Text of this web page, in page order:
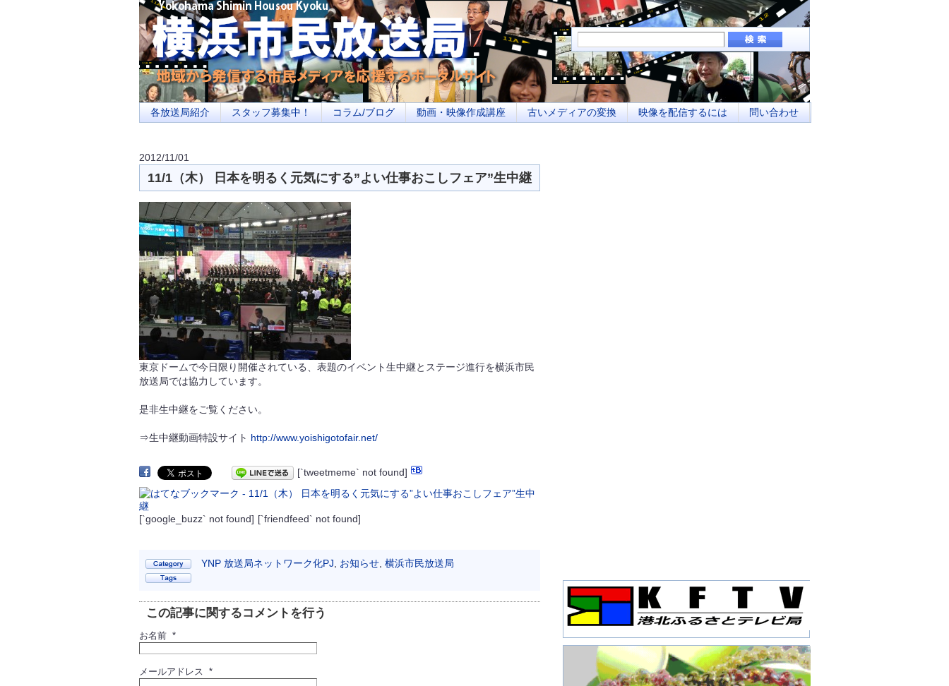
横浜の地域メディア、地域・市民・放送局・メディアを応援するポータルサイト あなたの街のイベント告知、若者参加への取り組み、地域メディアとしてのネットワーク化
を目指します
各放送局紹介 スタッフ募集中！ コラム/ブログ 動画・映像作成講座 古いメディアの変換 映像を配信するには 問い合わせ
2012/11/01
11/1（木） 日本を明るく元気にする”よい仕事おこしフェア”生中継
東京ドームで今日限り開催されている、表題のイベント生中継とステージ進行を横浜市民
放送局では協力しています。
是非生中継をご覧ください。
⇒生中継動画特設サイト http://www.yoishigotofair.net/
[`tweetmeme` not found]
[`google_buzz` not found] [`friendfeed` not found]
YNP 放送局ネットワーク化PJ お知らせ 横浜市民放送局
この記事に関するコメントを行う
お名前 *
メールアドレス *